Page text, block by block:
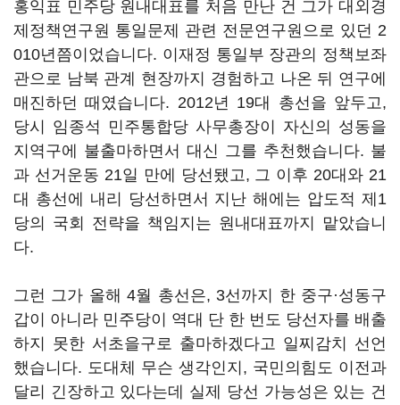
홍익표 민주당 원내대표를 처음 만난 건 그가 대외경
제정책연구원 통일문제 관련 전문연구원으로 있던 2
010년쯤이었습니다. 이재정 통일부 장관의 정책보좌
관으로 남북 관계 현장까지 경험하고 나온 뒤 연구에
매진하던 때였습니다. 2012년 19대 총선을 앞두고,
당시 임종석 민주통합당 사무총장이 자신의 성동을
지역구에 불출마하면서 대신 그를 추천했습니다. 불
과 선거운동 21일 만에 당선됐고, 그 이후 20대와 21
대 총선에 내리 당선하면서 지난 해에는 압도적 제1
당의 국회 전략을 책임지는 원내대표까지 맡았습니
다.
그런 그가 올해 4월 총선은, 3선까지 한 중구·성동구
갑이 아니라 민주당이 역대 단 한 번도 당선자를 배출
하지 못한 서초을구로 출마하겠다고 일찌감치 선언
했습니다. 도대체 무슨 생각인지, 국민의힘도 이전과
달리 긴장하고 있다는데 실제 당선 가능성은 있는 건